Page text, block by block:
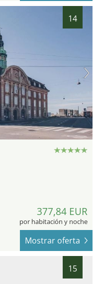
14
377,84 EUR
por habitación y noche
Mostrar oferta
15